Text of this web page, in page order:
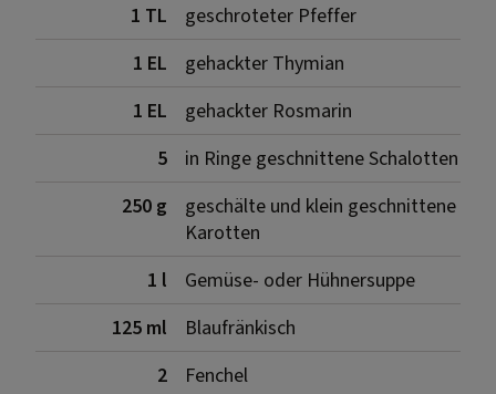
1 TL
geschroteter Pfeffer
1 EL
gehackter Thymian
1 EL
gehackter Rosmarin
5
in Ringe geschnittene Schalotten
250 g
geschälte und klein geschnittene
Karotten
1 l
Gemüse- oder Hühnersuppe
125 ml
Blaufränkisch
2
Fenchel